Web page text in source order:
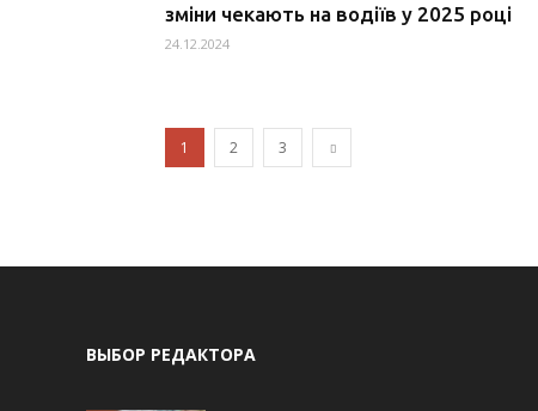
зміни чекають на водіїв у 2025 році
24.12.2024
1 2 3
ВЫБОР РЕДАКТОРА